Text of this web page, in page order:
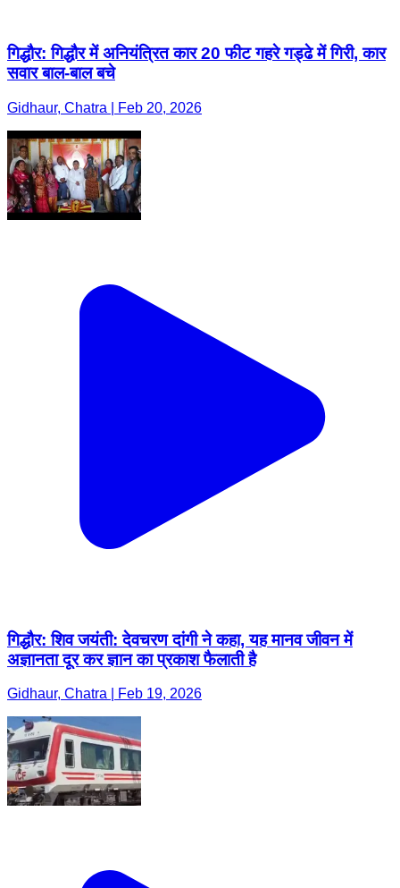
गिद्धौर: गिद्धौर में अनियंत्रित कार 20 फीट गहरे गड्ढे में गिरी, कार
सवार बाल-बाल बचे
Gidhaur, Chatra | Feb 20, 2026
गिद्धौर: शिव जयंती: देवचरण दांगी ने कहा, यह मानव जीवन में
अज्ञानता दूर कर ज्ञान का प्रकाश फैलाती है
Gidhaur, Chatra | Feb 19, 2026